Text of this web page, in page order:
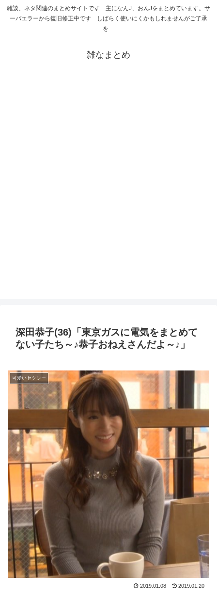
雑談、ネタ関連のまとめサイトです 主になんJ、おんJをまとめています。サ
ーバエラーから復旧修正中です しばらく使いにくかもしれませんがご了承
を
雑なまとめ
深田恭子(36)「東京ガスに電気をまとめて
ない子たち～♪恭子おねえさんだよ～♪」
可愛いセクシー
2019.01.08 2019.01.20